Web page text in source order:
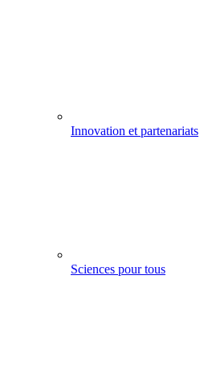
Innovation et partenariats
Sciences pour tous